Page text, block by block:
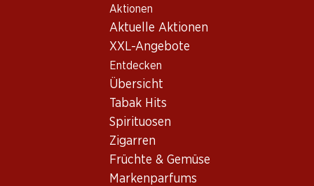
Aktionen
Aktuelle Aktionen
XXL-Angebote
Entdecken
Übersicht
Tabak Hits
Spirituosen
Zigarren
Früchte & Gemüse
Markenparfums
Wein/Champagner
Kalifornien Buffalo Cabernet Sauvignon